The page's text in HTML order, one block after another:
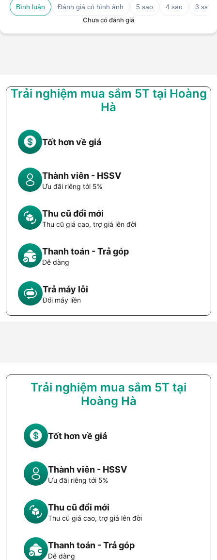
Bình luận Đánh giá có hình ảnh 5 sao 4 sao
3 sao
Chưa có đánh giá
Trải nghiệm mua sắm 5T tại Hoàng
Hà
Tốt hơn về giá
Thành viên - HSSV
Ưu đãi riêng tới 5%
Thu cũ đổi mới
Thu cũ giá cao, trợ giá lên đời
Thanh toán - Trả góp
Dễ dàng
Trả máy lỗi
Đổi máy liền
Trải nghiệm mua sắm 5T tại
Hoàng Hà
Tốt hơn về giá
Thành viên - HSSV
Ưu đãi riêng tới 5%
Thu cũ đổi mới
Thu cũ giá cao, trợ giá lên đời
Thanh toán - Trả góp
Dễ dàng